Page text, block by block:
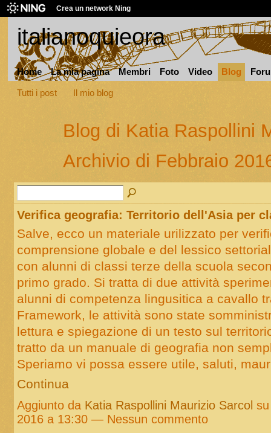
Crea un network Ning
italianoquieora
Home La mia pagina Membri Foto Video Blog
Tutti i post Il mio blog
Blog di Katia Raspollini
Archivio di Febbraio
Verifica geografia: Territorio dell'Asia per
Salve, ecco un materiale urilizzato per
comprensione globale e del lessico
con alunni di classi terze della scuola
primo grado. Si tratta di due attività
alunni di competenza lingusitica a cavallo
Framework, le attività sono state
lettura e spiegazione di un testo sul
tratto da un manuale di geografia non
Speriamo vi possa essere utile, saluti,
Continua
Aggiunto da Katia Raspollini Maurizio Sarcol
2016 a 13:30 — Nessun commento